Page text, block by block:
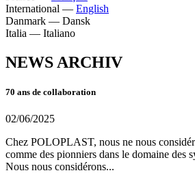
International — English
Danmark — Dansk
Italia — Italiano
NEWS ARCHIV
70 ans de collaboration
02/06/2025
Chez POLOPLAST, nous ne nous
comme des pionniers dans le domaine des
Nous nous considérons...